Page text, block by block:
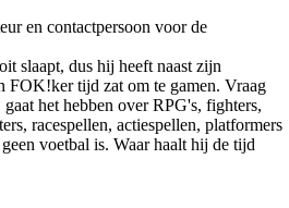
en contactpersoon voor de
slaapt, dus hij heeft naast zijn
FOK!ker tijd zat om te gamen. Vraag
het hebben over RPG's, fighters,
racespellen, actiespellen, platformers
voetbal is. Waar haalt hij de tijd